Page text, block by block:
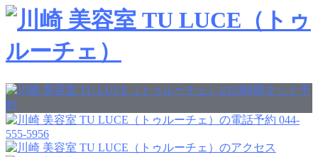
044-
555-5956